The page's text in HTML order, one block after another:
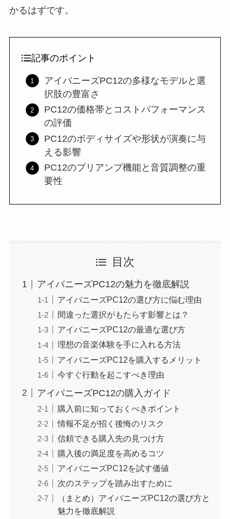
かるはずです。
記事のポイント
アイバニーズPC12の多様なモデルと選
択肢の豊富さ
PC12の価格帯とコストパフォーマンス
の評価
PC12のボディサイズや形状が演奏に与
える影響
PC12のプリアンプ機能と音質調整の重
要性
目次
アイバニーズPC12の魅力を徹底解説
アイバニーズPC12の選び方に悩む理由
間違った選択がもたらす影響とは？
アイバニーズPC12の最適な選び方
理想の音楽体験を手に入れる方法
アイバニーズPC12を購入するメリット
今すぐ行動を起こすべき理由
アイバニーズPC12の購入ガイド
購入前に知っておくべきポイント
情報不足が招く後悔のリスク
信頼できる購入先の見つけ方
購入後の満足度を高めるコツ
アイバニーズPC12を試す価値
次のステップを踏み出すために
（まとめ）アイバニーズPC12の選び方と
魅力を徹底解説